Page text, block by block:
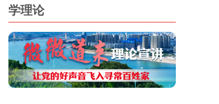
学理论